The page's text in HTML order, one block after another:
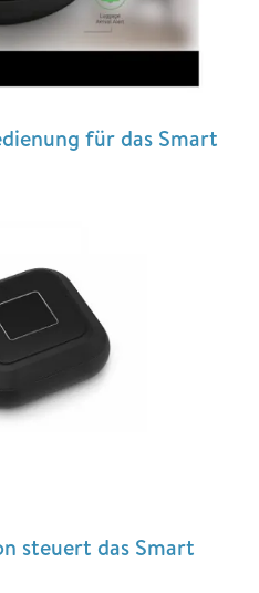
für das Smart
steuert das Smart